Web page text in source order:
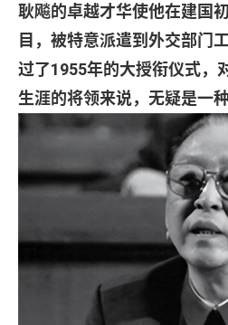
耿飚的卓越才华使他在建国
目，被特意派遣到外交部门
过了1955年的大授衔仪式，
生涯的将领来说，无疑是一种